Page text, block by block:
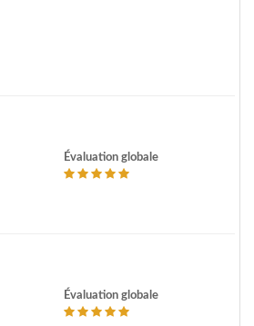
Évaluation globale
Évaluation globale